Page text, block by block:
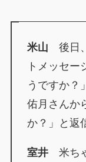
米山 後日
トメッセ
うですか？
佑月さんか
か？」と返
室井米ちゃ